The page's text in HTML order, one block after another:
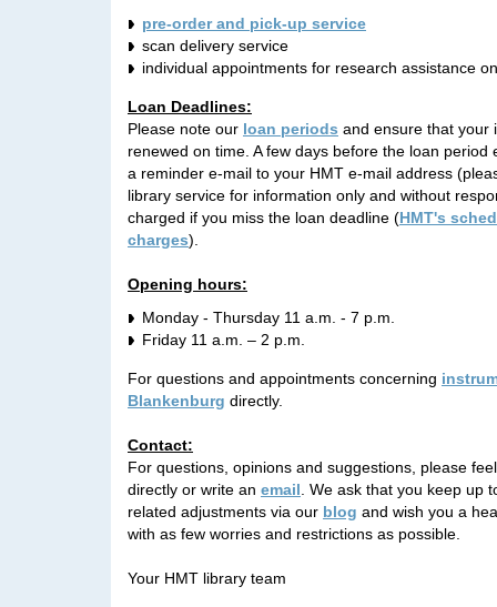
pre-order and pick-up service
scan delivery service
individual appointments for research assistance
Loan Deadlines:
Please note our loan periods and ensure that your
renewed on time. A few days before the loan period
a reminder e-mail to your HMT e-mail address
library service for information only and without
charged if you miss the loan deadline (HMT's
charges).
Opening hours:
Monday - Thursday 11 a.m. - 7 p.m.
Friday 11 a.m. – 2 p.m.
For questions and appointments concerning
Blankenburg directly.
Contact:
For questions, opinions and suggestions, please
directly or write an email . We ask that you keep up
related adjustments via our blog and wish you a
with as few worries and restrictions as possible.
Your HMT library team